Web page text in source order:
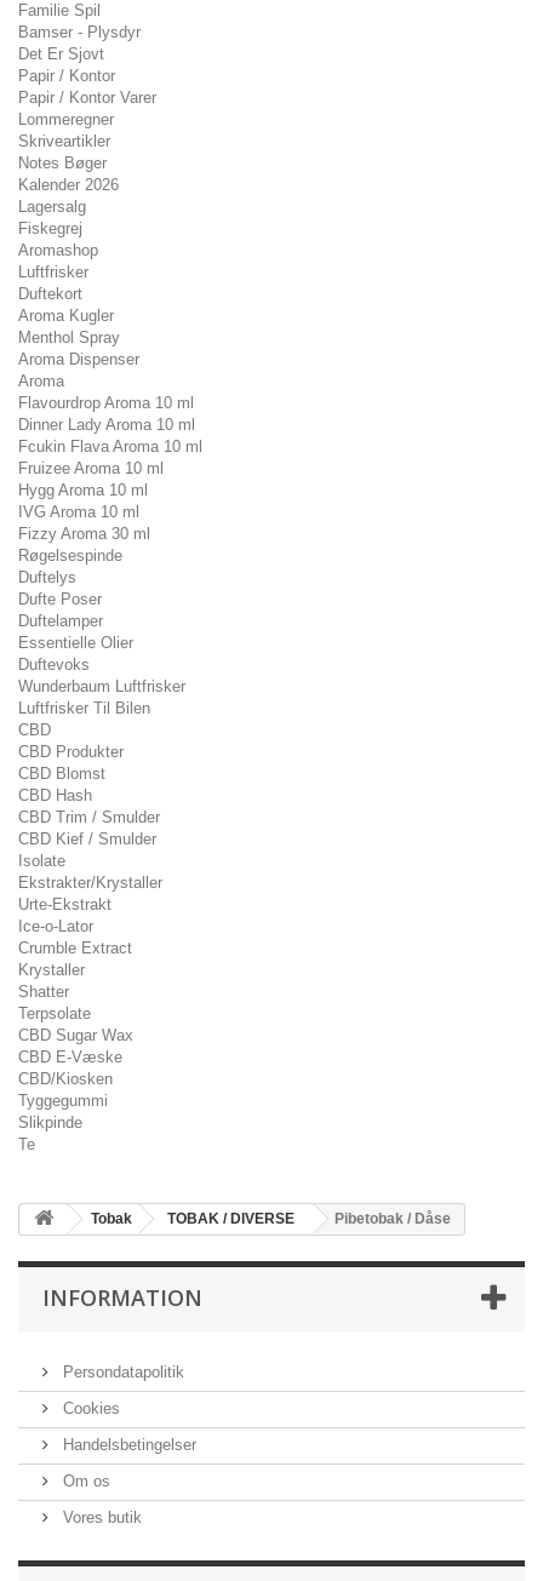
Familie Spil
Bamser - Plysdyr
Det Er Sjovt
Papir / Kontor
Papir / Kontor Varer
Lommeregner
Skriveartikler
Notes Bøger
Kalender 2026
Lagersalg
Fiskegrej
Aromashop
Luftfrisker
Duftekort
Aroma Kugler
Menthol Spray
Aroma Dispenser
Aroma
Flavourdrop Aroma 10 ml
Dinner Lady Aroma 10 ml
Fcukin Flava Aroma 10 ml
Fruizee Aroma 10 ml
Hygg Aroma 10 ml
IVG Aroma 10 ml
Fizzy Aroma 30 ml
Røgelsespinde
Duftelys
Dufte Poser
Duftelamper
Essentielle Olier
Duftevoks
Wunderbaum Luftfrisker
Luftfrisker Til Bilen
CBD
CBD Produkter
CBD Blomst
CBD Hash
CBD Trim / Smulder
CBD Kief / Smulder
Isolate
Ekstrakter/Krystaller
Urte-Ekstrakt
Ice-o-Lator
Crumble Extract
Krystaller
Shatter
Terpsolate
CBD Sugar Wax
CBD E-Væske
CBD/Kiosken
Tyggegummi
Slikpinde
Te
Tobak TOBAK / DIVERSE Pibetobak / Dåse
INFORMATION
Persondatapolitik
Cookies
Handelsbetingelser
Om os
Vores butik